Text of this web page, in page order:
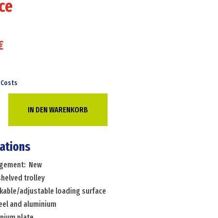
IN DEN WARENKORB
New
trolley
adjustable loading surface
and aluminium